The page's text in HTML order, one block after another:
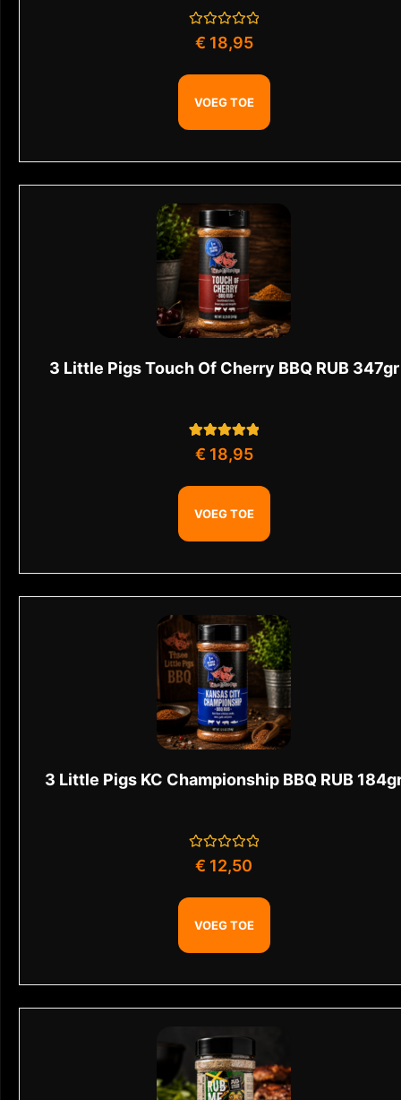
Gewaardeerd
5
€ 18,95
VOEG TOE
3 Little Pigs Touch Of Cherry BBQ RUB 347gr
Gewaardeerd
5.00
gebaseerd op
waardering
€ 18,95
VOEG TOE
3 Little Pigs KC Championship BBQ RUB
Gewaardeerd
5
€ 12,50
VOEG TOE